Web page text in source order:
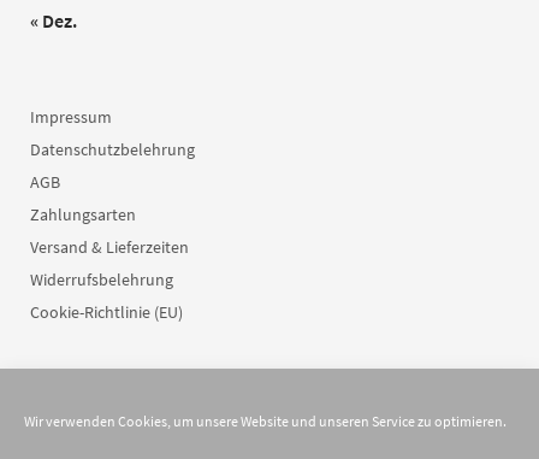
Wir verwenden Cookies, um unsere Website und unseren Service zu optimieren.
« Dez.
Impressum
Datenschutzbelehrung
AGB
Zahlungsarten
Versand & Lieferzeiten
Widerrufsbelehrung
Cookie-Richtlinie (EU)